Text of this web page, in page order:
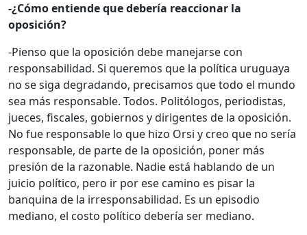
-¿Cómo entiende que debería reaccionar la
oposición?
-Pienso que la oposición debe manejarse con
responsabilidad. Si queremos que la política uruguaya
no se siga degradando, precisamos que todo el mundo
sea más responsable. Todos. Politólogos, periodistas,
jueces, fiscales, gobiernos y dirigentes de la oposición.
No fue responsable lo que hizo Orsi y creo que no sería
responsable, de parte de la oposición, poner más
presión de la razonable. Nadie está hablando de un
juicio político, pero ir por ese camino es pisar la
banquina de la irresponsabilidad. Es un episodio
mediano, el costo político debería ser mediano.